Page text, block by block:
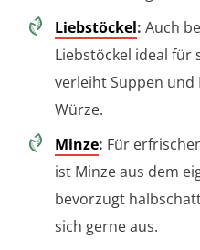
Liebstöckel: Auch
Liebstöckel ideal für
verleiht Suppen
Würze.
Minze: Für
ist Minze aus dem
bevorzugt
sich gerne aus.